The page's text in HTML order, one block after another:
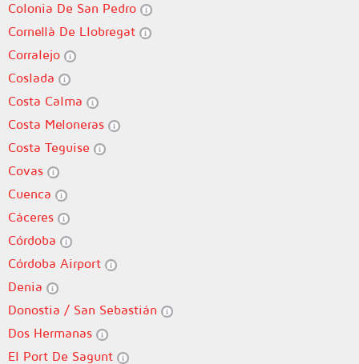
Colonia De San Pedro
Cornellà De Llobregat
Corralejo
Coslada
Costa Calma
Costa Meloneras
Costa Teguise
Covas
Cuenca
Cáceres
Córdoba
Córdoba Airport
Denia
Donostia / San Sebastián
Dos Hermanas
El Port De Sagunt